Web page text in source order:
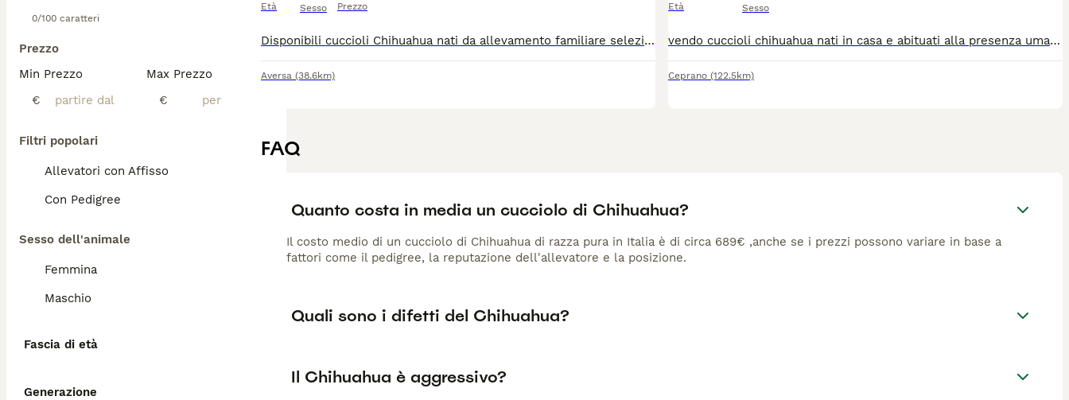
0/100 caratteri
Prezzo
Min Prezzo
€
Max Prezzo
€
Filtri popolari
Allevatori con Affisso
Con Pedigree
Sesso dell'animale
Femmina
Maschio
Fascia di età
Generazione
Età Sesso Prezzo
Disponibili cuccioli Chihuahua nati da allevamento familiare selezionato 🐾 I cuccioli hanno circa 40 giorni e crescono in ambiente domestico con costante attenzione alla socializzazione e allo sviluppo del carattere. Vengono abituati fin da piccoli al contatto umano e a diversi stimoli grazie a un percorso di stimolazione precoce e arricchimento ambientale. ✔️ Prima sverminazione effettuata ✔️ Svezzamento in corso ✔️ Seguiti da educatore cinofilo Saranno ceduti con: - libretto sanitario - vaccinazioni - ulteriori sverminazioni Genitori selezionati con linee di sangue di qualità, tipicità di razza e soggetti presenti anche in esposizione. 📍 Aversa (Caserta) Disponibili per famiglie serie e consapevoli.
Aversa (38.6km)
Età Sesso
vendo cuccioli chihuahua nati in casa e abituati alla presenza umana. Sono molto giocherelloni e affettuosi. Per maggiori informazioni contattare al numero 3338294812
Ceprano (122.5km)
FAQ
Quanto costa in media un cucciolo di Chihuahua?
Il costo medio di un cucciolo di Chihuahua di razza pura in Italia è di circa 689€ ,anche se i prezzi possono variare in base a
fattori come il pedigree, la reputazione dell'allevatore e la posizione.
Quali sono i difetti del Chihuahua?
Il Chihuahua è aggressivo?